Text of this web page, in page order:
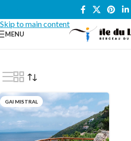
Skip to main content
MENU
Accueil Locations vacances STUDIO/
GAI MISTRAL